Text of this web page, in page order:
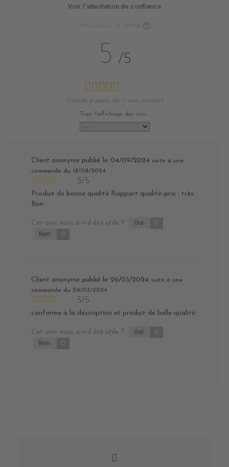
Voir l'attestation de confiance
Avis soumis à un contrôle
5 /5
Calculé à partir de 2 avis client(s)
Trier l'affichage des avis :
Client anonyme publié le 04/09/2024 suite à une
commande du 18/08/2024
5/5
Produit de bonne qualité Rapport qualité-prix : très
Bon
Cet avis vous a-t-il été utile ? Oui 0
Non 0
Client anonyme publié le 26/03/2024 suite à une
commande du 09/03/2024
5/5
conforme à la description et produit de belle qualité
Cet avis vous a-t-il été utile ? Oui 0
Non 0